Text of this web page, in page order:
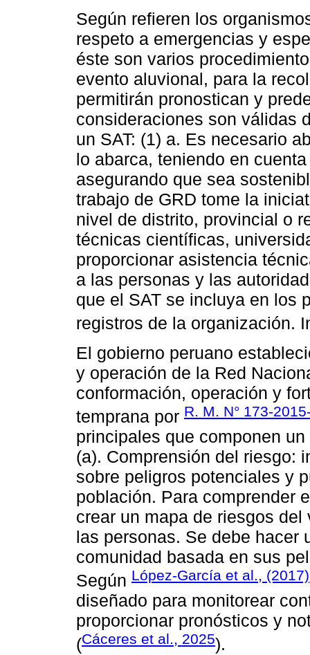
Según refieren los
respeto a emergencias y
éste son varios
evento aluvional, para la
permitirán pronostican y
consideraciones son válidas
un SAT: (1) a. Es necesario
lo abarca, teniendo en
asegurando que sea
trabajo de GRD tome la
nivel de distrito, provincial o
técnicas científicas,
proporcionar asistencia
a las personas y las
que el SAT se incluya en los
registros de la organización.
El gobierno peruano
y operación de la Red
conformación, operación y
temprana por R. M. N° 173-
principales que componen
(a). Comprensión del riesgo:
sobre peligros potenciales y
población. Para comprender
crear un mapa de riesgos
las personas. Se debe hacer
comunidad basada en sus
Según López-García et al., (2017)
diseñado para monitorear
proporcionar pronósticos y
(Cáceres et al., 2025).